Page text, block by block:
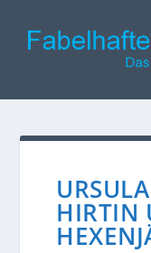
HIRTIN